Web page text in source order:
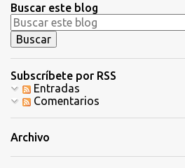
c
o
m
e
n
t
a
r
i
o
Buscar este blog
Subscríbete por RSS
Entradas
Comentarios
Archivo